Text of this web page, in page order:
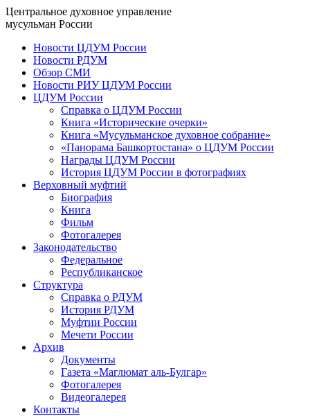
Центральное духовное управление
мусульман России
Новости ЦДУМ России
Новости РДУМ
Обзор СМИ
Новости РИУ ЦДУМ России
ЦДУМ России
Справка о ЦДУМ России
Книга «Исторические очерки»
Книга «Мусульманское духовное собрание»
«Панорама Башкортостана» о ЦДУМ России
Награды ЦДУМ России
История ЦДУМ России в фотографиях
Верховный муфтий
Биография
Книга
Фильм
Фотогалерея
Законодательство
Федеральное
Республиканское
Структура
Справка о РДУМ
История РДУМ
Муфтии России
Мечети России
Архив
Документы
Газета «Маглюмат аль-Булгар»
Фотогалерея
Видеогалерея
Контакты